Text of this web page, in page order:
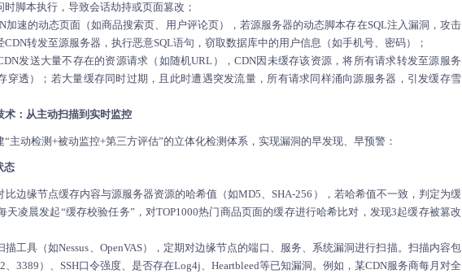
脚本执行，导致会话劫持或页面篡改；
加速的动态页面（如商品搜索页、用户评论页），若源服务器的动态脚本存在SQL注入漏洞，攻击
转发至源服务器，执行恶意SQL语句，窃取数据库中的用户信息（如手机号、密码）；
发送大量不存在的资源请求（如随机URL），CDN因未缓存该资源，将所有请求转发至源服务
穿透）；若大量缓存同时过期，且此时遭遇突发流量，所有请求同样涌向源服务器，引发缓存雪
术：从主动扫描到实时监控
主动检测+被动监控+第三方评估”的立体化检测体系，实现漏洞的早发现、早预警：
态
比边缘节点缓存内容与源服务器资源的哈希值（如MD5、SHA-256），若哈希值不一致，判定为缓
天凌晨发起“缓存校验任务”，对TOP1000热门商品页面的缓存进行哈希比对，发现3起缓存被篡改
描工具（如Nessus、OpenVAS），定期对边缘节点的端口、服务、系统漏洞进行扫描。扫描内容包
3389）、SSH口令强度、是否存在Log4j、Heartbleed等已知漏洞。例如，某CDN服务商每月对全